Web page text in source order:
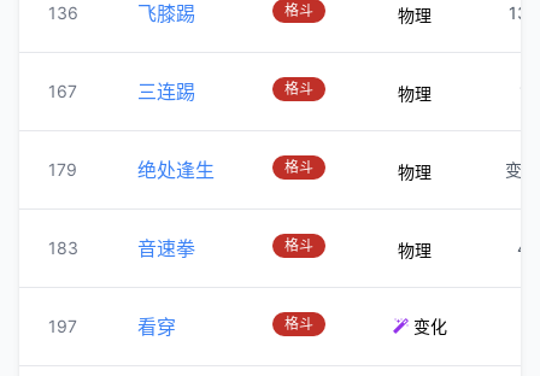
136 飞膝踢 格斗 物理 130
167 三连踢 格斗 物理
179 绝处逢生 格斗 物理 变化
183 音速拳 格斗 物理 40
197 看穿 格斗 变化